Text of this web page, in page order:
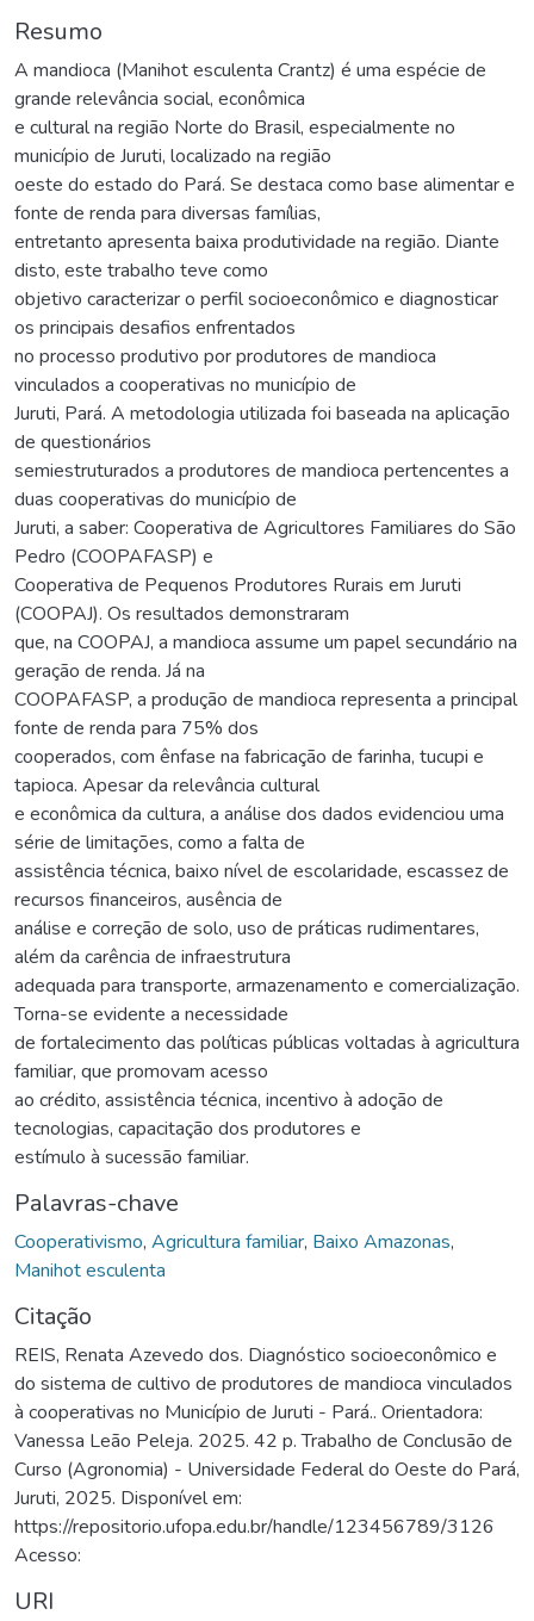
Resumo
A mandioca (Manihot esculenta Crantz) é uma espécie de
grande relevância social, econômica
e cultural na região Norte do Brasil, especialmente no
município de Juruti, localizado na região
oeste do estado do Pará. Se destaca como base alimentar e
fonte de renda para diversas famílias,
entretanto apresenta baixa produtividade na região. Diante
disto, este trabalho teve como
objetivo caracterizar o perfil socioeconômico e diagnosticar
os principais desafios enfrentados
no processo produtivo por produtores de mandioca
vinculados a cooperativas no município de
Juruti, Pará. A metodologia utilizada foi baseada na aplicação
de questionários
semiestruturados a produtores de mandioca pertencentes a
duas cooperativas do município de
Juruti, a saber: Cooperativa de Agricultores Familiares do São
Pedro (COOPAFASP) e
Cooperativa de Pequenos Produtores Rurais em Juruti
(COOPAJ). Os resultados demonstraram
que, na COOPAJ, a mandioca assume um papel secundário na
geração de renda. Já na
COOPAFASP, a produção de mandioca representa a principal
fonte de renda para 75% dos
cooperados, com ênfase na fabricação de farinha, tucupi e
tapioca. Apesar da relevância cultural
e econômica da cultura, a análise dos dados evidenciou uma
série de limitações, como a falta de
assistência técnica, baixo nível de escolaridade, escassez de
recursos financeiros, ausência de
análise e correção de solo, uso de práticas rudimentares,
além da carência de infraestrutura
adequada para transporte, armazenamento e comercialização.
Torna-se evidente a necessidade
de fortalecimento das políticas públicas voltadas à agricultura
familiar, que promovam acesso
ao crédito, assistência técnica, incentivo à adoção de
tecnologias, capacitação dos produtores e
estímulo à sucessão familiar.
Palavras-chave
Cooperativismo, Agricultura familiar, Baixo Amazonas,
Manihot esculenta
Citação
REIS, Renata Azevedo dos. Diagnóstico socioeconômico e
do sistema de cultivo de produtores de mandioca vinculados
à cooperativas no Município de Juruti - Pará.. Orientadora:
Vanessa Leão Peleja. 2025. 42 p. Trabalho de Conclusão de
Curso (Agronomia) - Universidade Federal do Oeste do Pará,
Juruti, 2025. Disponível em:
https://repositorio.ufopa.edu.br/handle/123456789/3126
Acesso:
URI